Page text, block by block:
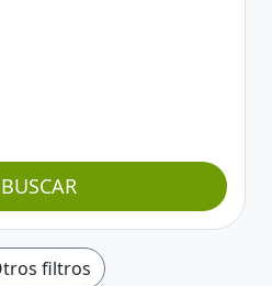
BUSCAR
filtros